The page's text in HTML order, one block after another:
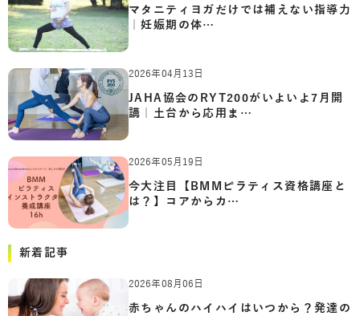
マタニティヨガだけでは補えない指導力
｜妊娠期の体…
2026年04月13日
JAHA協会のRYT200がいよいよ7月開
講｜土台から応用ま…
2026年05月19日
今大注目【BMMピラティス資格講座と
は？】コアからカ…
新着記事
2026年08月06日
赤ちゃんのハイハイはいつから？発達の